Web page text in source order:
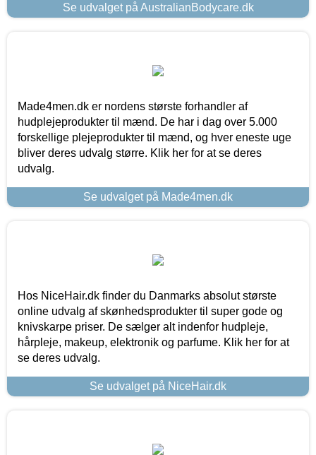
Se udvalget på AustralianBodycare.dk
Made4men.dk er nordens største forhandler af
hudplejeprodukter til mænd. De har i dag over 5.000
forskellige plejeprodukter til mænd, og hver eneste uge
bliver deres udvalg større. Klik her for at se deres
udvalg.
Se udvalget på Made4men.dk
Hos NiceHair.dk finder du Danmarks absolut største
online udvalg af skønhedsprodukter til super gode og
knivskarpe priser. De sælger alt indenfor hudpleje,
hårpleje, makeup, elektronik og parfume. Klik her for at
se deres udvalg.
Se udvalget på NiceHair.dk